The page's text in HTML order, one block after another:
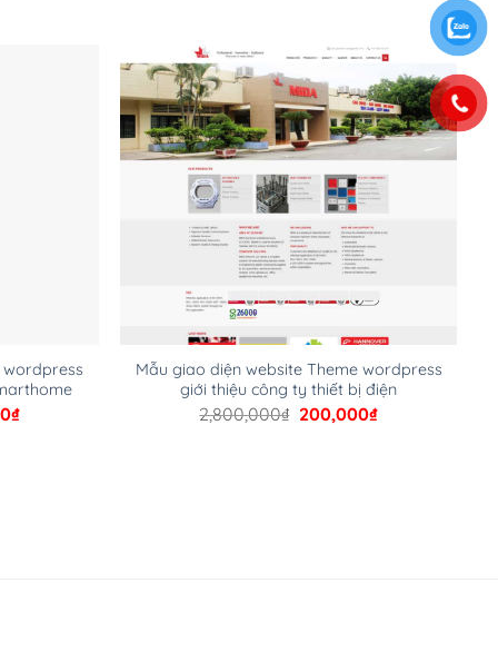
wordpress
₫Giá
Mẫu giao diện website Theme wordpress
giới thiệu công ty thiết bị điện
2,800,000₫ Giá
200,000₫Giá